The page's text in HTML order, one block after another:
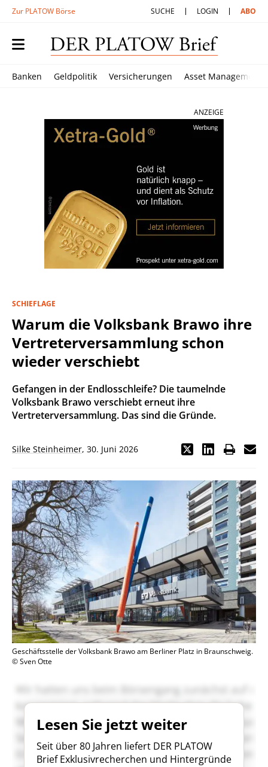
Zur PLATOW Börse SUCHE LOGIN ABO
Banken Geldpolitik Versicherungen Asset Management
ANZEIGE
SCHIEFLAGE
Warum die Volksbank Brawo ihre
Vertreterversammlung schon
wieder verschiebt
Gefangen in der Endlosschleife? Die taumelnde
Volksbank Brawo verschiebt erneut ihre
Vertreterversammlung. Das sind die Gründe.
Silke Steinheimer, 30. Juni 2026
Geschäftsstelle der Volksbank Brawo am Berliner Platz in Braunschweig.
© Sven Otte
Lesen Sie jetzt weiter
Seit über 80 Jahren liefert DER PLATOW
Brief Exklusivrecherchen und Hintergründe